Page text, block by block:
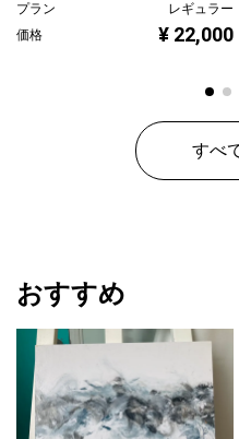
プラン
レギュラー
価格
¥ 22,000
すべ
おすすめ